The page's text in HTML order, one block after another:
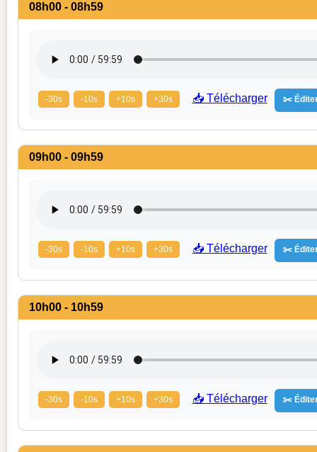
08h00 - 08h59
-30s -10s +10s +30s 📥 Télécharger ✂️
09h00 - 09h59
-30s -10s +10s +30s 📥 Télécharger ✂️
10h00 - 10h59
-30s -10s +10s +30s 📥 Télécharger ✂️